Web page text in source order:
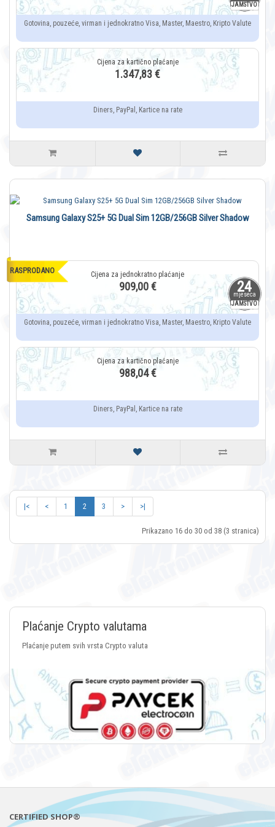
JAMSTVO
Gotovina, pouzeće, virman i jednokratno Visa, Master, Maestro, Kripto Valute
1.347,83 €
Diners, PayPal, Kartice na rate
24
mjeseca
JAMSTVO
RASPRODANO
Samsung Galaxy S25+ 5G Dual Sim 12GB/256GB Silver Shadow
909,00 €
Gotovina, pouzeće, virman i jednokratno Visa, Master, Maestro, Kripto Valute
988,04 €
Diners, PayPal, Kartice na rate
|< < 1 2 3 > >|
Prikazano 16 do 30 od 38 (3 stranica)
Plaćanje Crypto valutama
Plaćanje putem svih vrsta Crypto valuta
CERTIFIED SHOP®